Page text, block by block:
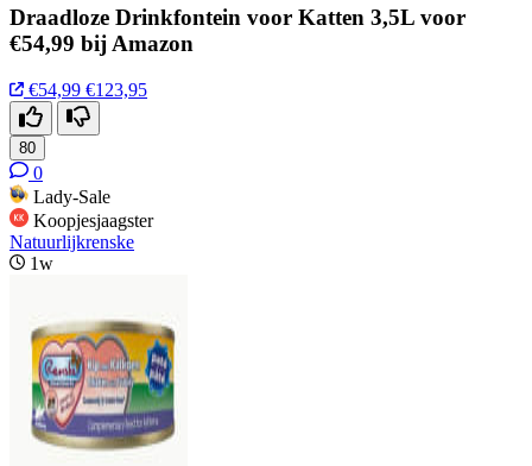
Draadloze Drinkfontein voor Katten 3,5L voor
€54,99 bij Amazon
€54,99 €123,95
80
0
Lady-Sale
Koopjesjaagster
Natuurlijkrenske
1w